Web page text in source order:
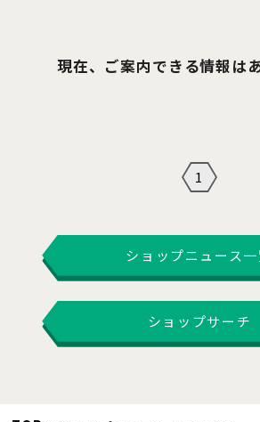
現在、ご案内できる情報は
1
ショップニュース一
ショップサーチ